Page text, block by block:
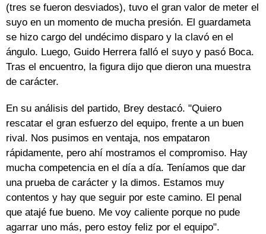
(tres se fueron desviados), tuvo el gran valor de meter el
suyo en un momento de mucha presión. El guardameta
se hizo cargo del undécimo disparo y la clavó en el
ángulo. Luego, Guido Herrera falló el suyo y pasó Boca.
Tras el encuentro, la figura dijo que dieron una muestra
de carácter.
En su análisis del partido, Brey destacó. "Quiero
rescatar el gran esfuerzo del equipo, frente a un buen
rival. Nos pusimos en ventaja, nos empataron
rápidamente, pero ahí mostramos el compromiso. Hay
mucha competencia en el día a día. Teníamos que dar
una prueba de carácter y la dimos. Estamos muy
contentos y hay que seguir por este camino. El penal
que atajé fue bueno. Me voy caliente porque no pude
agarrar uno más, pero estoy feliz por el equipo".